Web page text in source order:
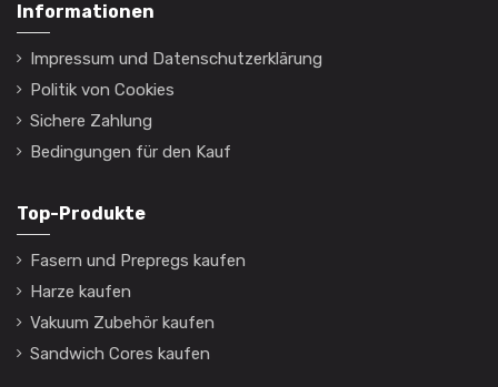
Informationen
Impressum und Datenschutzerklärung
Politik von Cookies
Sichere Zahlung
Bedingungen für den Kauf
Top-Produkte
Fasern und Prepregs kaufen
Harze kaufen
Vakuum Zubehör kaufen
Sandwich Cores kaufen